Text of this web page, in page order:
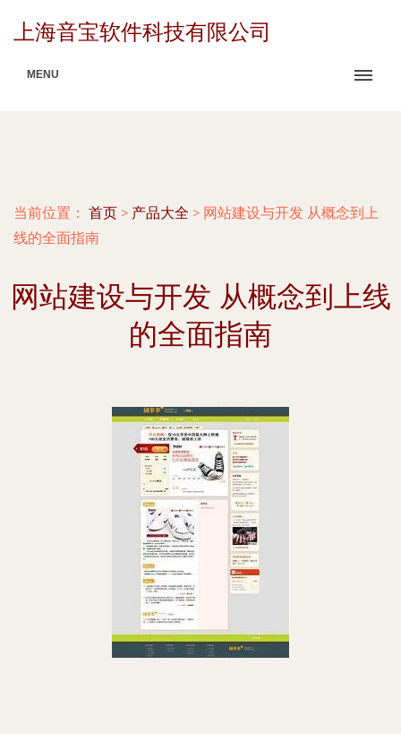
上海音宝软件科技有限公司
MENU
当前位置： 首页 > 产品大全 > 网站建设与开发 从概念到上
线的全面指南
网站建设与开发 从概念到上线
的全面指南